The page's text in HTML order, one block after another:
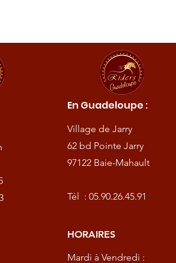
En Guadeloupe :
Village de Jarry
62 bd Pointe Jarry
97122 Baie-Mahault
Tél : 05.90.26.45.91
HORAIRES
Mardi à Vendredi :